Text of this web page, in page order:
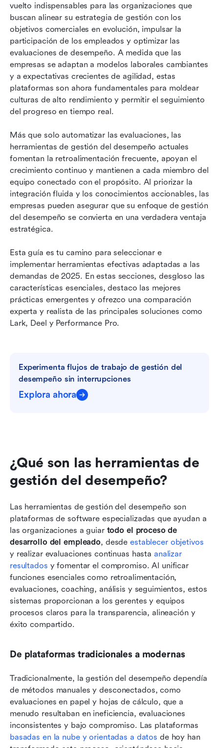
vuelto indispensables para las organizaciones que
buscan alinear su estrategia de gestión con los
objetivos comerciales en evolución, impulsar la
participación de los empleados y optimizar las
evaluaciones de desempeño. A medida que las
empresas se adaptan a modelos laborales cambiantes
y a expectativas crecientes de agilidad, estas
plataformas son ahora fundamentales para moldear
culturas de alto rendimiento y permitir el seguimiento
del progreso en tiempo real.
Más que solo automatizar las evaluaciones, las
herramientas de gestión del desempeño actuales
fomentan la retroalimentación frecuente, apoyan el
crecimiento continuo y mantienen a cada miembro del
equipo conectado con el propósito. Al priorizar la
integración fluida y los conocimientos accionables, las
empresas pueden asegurar que su enfoque de gestión
del desempeño se convierta en una verdadera ventaja
estratégica.
Esta guía es tu camino para seleccionar e
implementar herramientas efectivas adaptadas a las
demandas de 2025. En estas secciones, desgloso las
características esenciales, destaco las mejores
prácticas emergentes y ofrezco una comparación
experta y realista de las principales soluciones como
Lark, Deel y Performance Pro.
Experimenta flujos de trabajo de gestión del
desempeño sin interrupciones
Explora ahora
¿Qué son las herramientas de
gestión del desempeño?
Las herramientas de gestión del desempeño son
plataformas de software especializadas que ayudan a
las organizaciones a guiar todo el proceso de
desarrollo del empleado, desde establecer objetivos
y realizar evaluaciones continuas hasta analizar
resultados y fomentar el compromiso. Al unificar
funciones esenciales como retroalimentación,
evaluaciones, coaching, análisis y seguimientos, estos
sistemas proporcionan a los gerentes y equipos
procesos claros para la transparencia, alineación y
éxito compartido.
De plataformas tradicionales a modernas
Tradicionalmente, la gestión del desempeño dependía
de métodos manuales y desconectados, como
evaluaciones en papel y hojas de cálculo, que a
menudo resultaban en ineficiencia, evaluaciones
basadas en la nube y orientadas a datos de hoy han
Las 10 mejores herramientas de gestión del
desempeño en 2026
Plan detallado paso a paso para seleccionar una
herramienta de gestión del desempeño
Estrategias de implementación: tener éxito con
la adopción de la herramienta adecuada de
gestión del desempeño
Preguntas frecuentes
Lectura relacionada